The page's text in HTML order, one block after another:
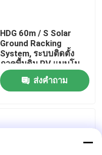
HDG 60m / S Solar
Ground Racking
System, ระบบติดตั้ง
ภาคพื้นดิน PV แบบโม
โนโพล
ส่งคำถาม